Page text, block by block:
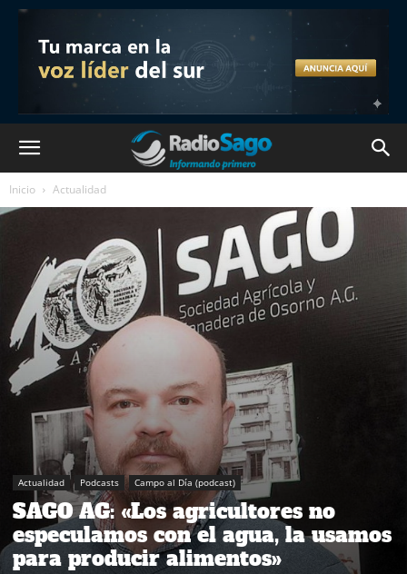
Inicio Actualidad
Actualidad Podcasts Campo al Día (podcast)
SAGO AG: «Los agricultores no
especulamos con el agua, la usamos
para producir alimentos»